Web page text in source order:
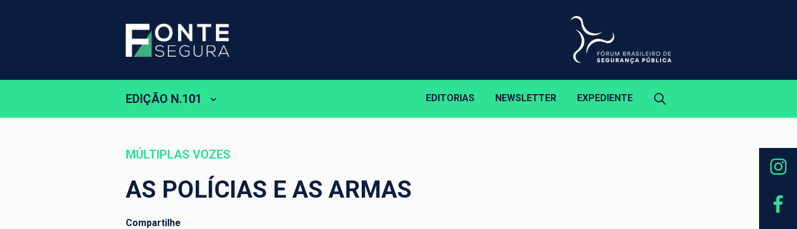
EDIÇÃO N.101 EDITORIAS NEWSLETTER EXPEDIENTE
MÚLTIPLAS VOZES
AS POLÍCIAS E AS ARMAS
Compartilhe